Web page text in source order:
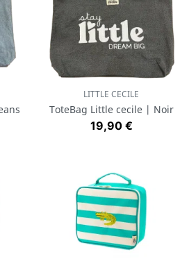
LITTLE CECILE
ToteBag Little cecile | Noir
Prix
19,90 €